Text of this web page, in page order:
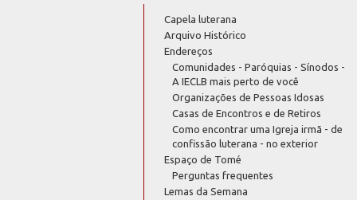
Capela luterana
Arquivo Histórico
Endereços
Comunidades - Paróquias - Sínodos -
A IECLB mais perto de você
Organizações de Pessoas Idosas
Casas de Encontros e de Retiros
Como encontrar uma Igreja irmã - de
confissão luterana - no exterior
Espaço de Tomé
Perguntas frequentes
Lemas da Semana